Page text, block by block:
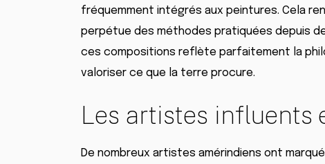
fréquemment intégrés aux peintures. Cela
perpétue des méthodes pratiquées depuis
ces compositions reflète parfaitement la
valoriser ce que la terre procure.
Les artistes influents
De nombreux artistes amérindiens ont